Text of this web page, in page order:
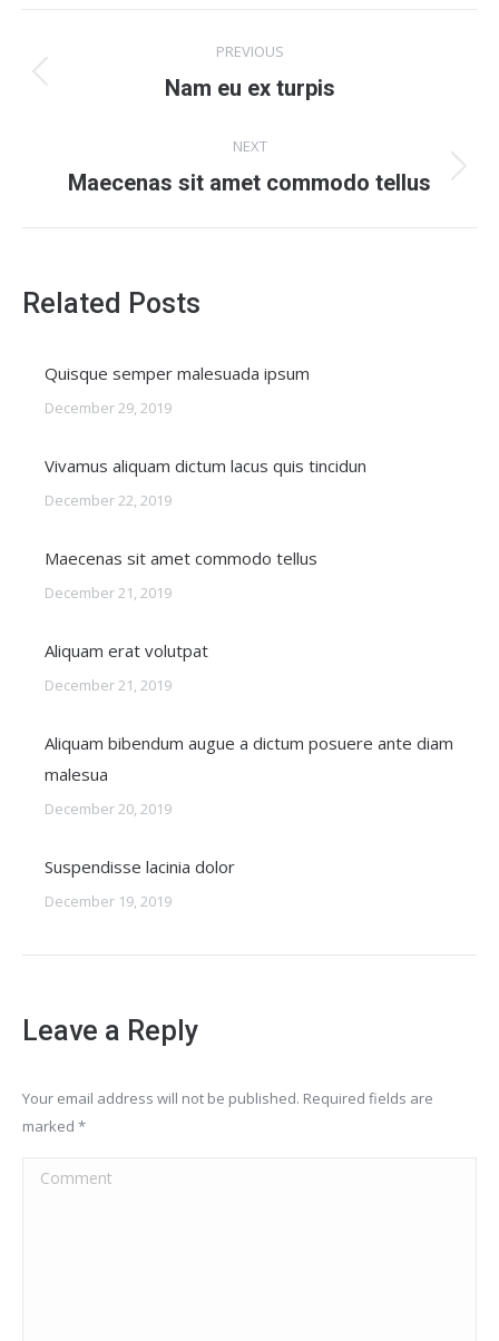
navigation
PREVIOUS
Previous
Nam eu ex turpis
NEXT
Next
Maecenas sit amet commodo tellus
Related Posts
Quisque semper malesuada ipsum
December 29, 2019
Vivamus aliquam dictum lacus quis tincidun
December 22, 2019
Maecenas sit amet commodo tellus
December 21, 2019
Aliquam erat volutpat
December 21, 2019
Aliquam bibendum augue a dictum posuere ante diam
malesua
December 20, 2019
Suspendisse lacinia dolor
December 19, 2019
Leave a Reply
Your email address will not be published. Required fields are
marked *
Comment